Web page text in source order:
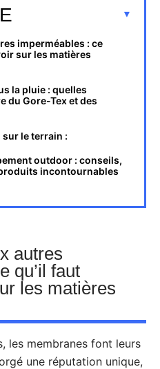
imperméables : ce
sur les matières
la pluie : quelles
du Gore-Tex et des
le terrain :
outdoor : conseils,
incontournables
autres
qu’il faut
les matières
les membranes font leurs
une réputation unique,